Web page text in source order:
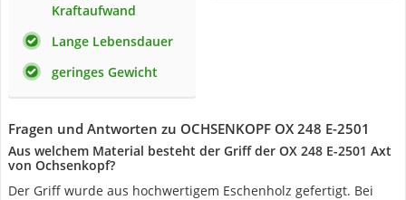
Kraftaufwand
Lange Lebensdauer
geringes Gewicht
Fragen und Antworten zu OCHSENKOPF OX 248 E-2501
Aus welchem Material besteht der Griff der OX 248 E-2501 Axt
von Ochsenkopf?
Der Griff wurde aus hochwertigem Eschenholz gefertigt. Bei